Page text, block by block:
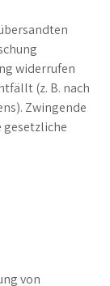
widerrufen
(z. B. nach
Zwingende
gesetzliche
von